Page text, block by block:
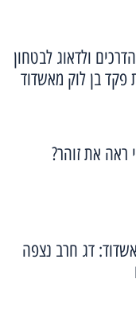
ולדאוג לבטחון
בן לוק מאשדוד
ראה את זוהר?
דג חרב נצפה